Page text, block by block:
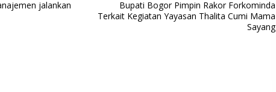
jalankan
Bupati Bogor Pimpin Rakor Forkominda
Terkait Kegiatan Yayasan Thalita Cumi Mama
Sayang